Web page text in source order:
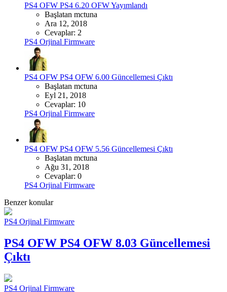
PS4 OFW PS4 6.20 OFW Yayımlandı
Başlatan mctuna
Ara 12, 2018
Cevaplar: 2
PS4 Orjinal Firmware
PS4 OFW PS4 OFW 6.00 Güncellemesi Çıktı
Başlatan mctuna
Eyl 21, 2018
Cevaplar: 10
PS4 Orjinal Firmware
PS4 OFW PS4 OFW 5.56 Güncellemesi Çıktı
Başlatan mctuna
Ağu 31, 2018
Cevaplar: 0
PS4 Orjinal Firmware
Benzer konular
PS4 Orjinal Firmware
PS4 OFW PS4 OFW 8.03 Güncellemesi
Çıktı
PS4 Orjinal Firmware